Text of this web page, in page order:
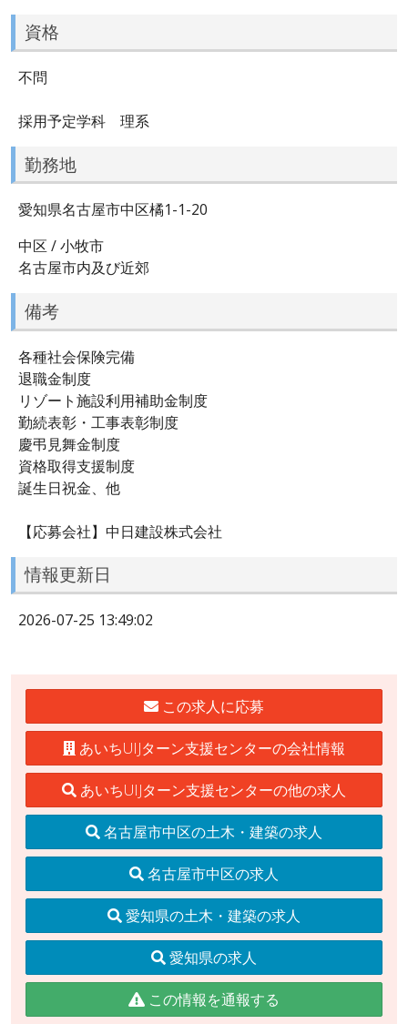
資格
不問
採用予定学科 理系
勤務地
愛知県名古屋市中区橘1-1-20
中区 / 小牧市
名古屋市内及び近郊
備考
各種社会保険完備
退職金制度
リゾート施設利用補助金制度
勤続表彰・工事表彰制度
慶弔見舞金制度
資格取得支援制度
誕生日祝金、他
【応募会社】中日建設株式会社
情報更新日
2026-07-25 13:49:02
この求人に応募
あいちUIJターン支援センターの会社情報
あいちUIJターン支援センターの他の求人
名古屋市中区の土木・建築の求人
名古屋市中区の求人
愛知県の土木・建築の求人
愛知県の求人
この情報を通報する